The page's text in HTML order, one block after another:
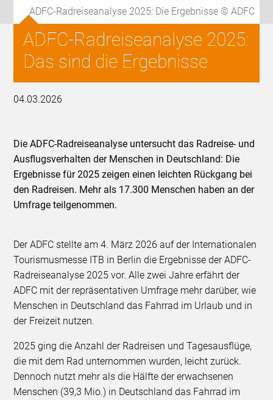
ADFC-Radreiseanalyse 2025: Die Ergebnisse © ADFC
ADFC-Radreiseanalyse 2025:
Das sind die Ergebnisse
04.03.2026
Die ADFC-Radreiseanalyse untersucht das Radreise- und
Ausflugsverhalten der Menschen in Deutschland: Die
Ergebnisse für 2025 zeigen einen leichten Rückgang bei
den Radreisen. Mehr als 17.300 Menschen haben an der
Umfrage teilgenommen.
Der ADFC stellte am 4. März 2026 auf der Internationalen
Tourismusmesse ITB in Berlin die Ergebnisse der ADFC-
Radreiseanalyse 2025 vor. Alle zwei Jahre erfährt der
ADFC mit der repräsentativen Umfrage mehr darüber, wie
Menschen in Deutschland das Fahrrad im Urlaub und in
der Freizeit nutzen.
2025 ging die Anzahl der Radreisen und Tagesausflüge,
die mit dem Rad unternommen wurden, leicht zurück.
Dennoch nutzt mehr als die Hälfte der erwachsenen
Menschen (39,3 Mio.) in Deutschland das Fahrrad im